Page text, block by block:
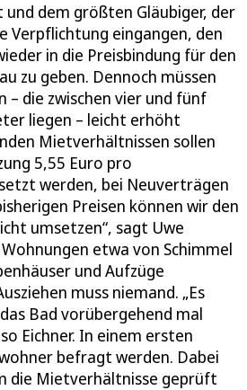
und dem größten Gläubiger, der
Verpflichtung eingangen, den
in die Preisbindung für den
zu geben. Dennoch müssen
– die zwischen vier und fünf
liegen – leicht erhöht
Mietverhältnissen sollen
5,55 Euro pro
werden, bei Neuverträgen
Preisen können wir den
umsetzen“, sagt Uwe
Wohnungen etwa von Schimmel
und Aufzüge
muss niemand. „Es
Bad vorübergehend mal
Eichner. In einem ersten
befragt werden. Dabei
die Mietverhältnisse geprüft